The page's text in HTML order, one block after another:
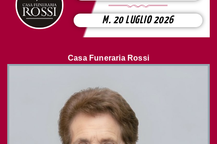
M. 20 LUGLIO 2026
Casa Funeraria Rossi